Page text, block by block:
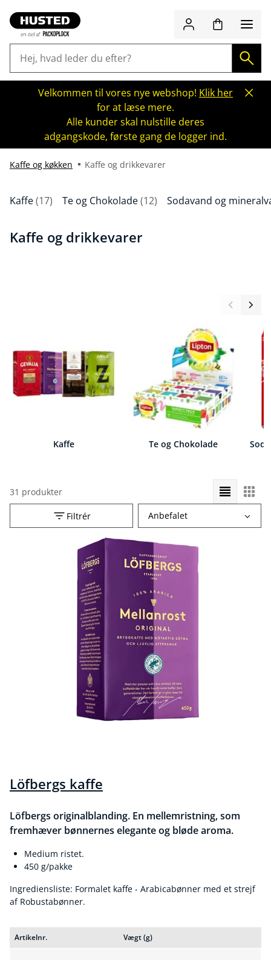
Velkommen til vores nye webshop! Klik her
for at læse mere.
Alle kunder skal nulstille deres
adgangskode, første gang de logger ind.
Kaffe og køkken Kaffe og drikkevarer
Kaffe(17) Te og Chokolade(12) Sodavand og
Kaffe og drikkevarer
Kaffe Te og Chokolade
31 produkter
Filtrér
sorteringsrækkefølge
Anbefalet
Löfbergs kaffe
Löfbergs originalblanding. En mellemristning, som
fremhæver bønnernes elegante og bløde aroma.
Medium ristet.
450 g/pakke
Ingrediensliste: Formalet kaffe - Arabicabønner med et strejf
af Robustabønner.
Artikelnr. Vægt (g)